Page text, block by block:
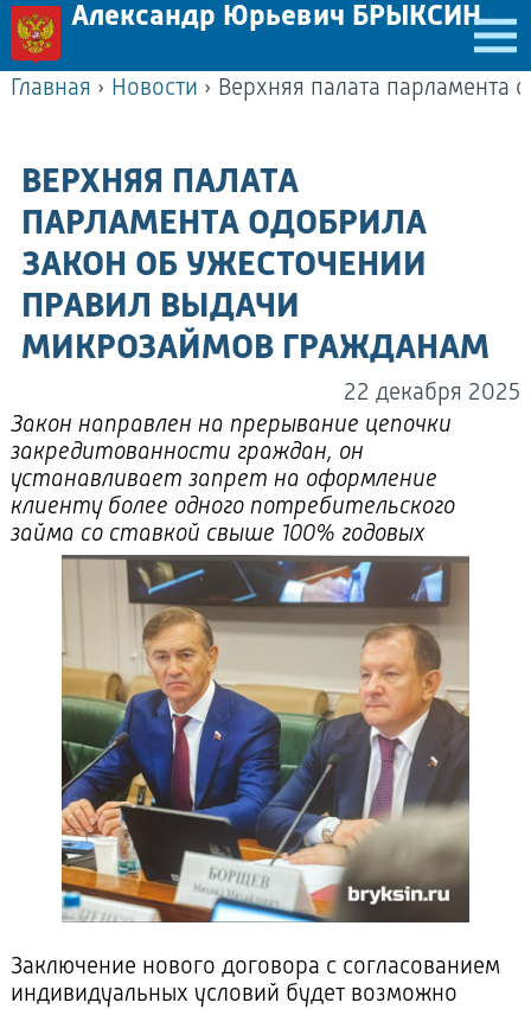
Александр Юрьевич БРЫКСИН
Главная › Новости ›
ВЕРХНЯЯ ПАЛАТА
ПАРЛАМЕНТА ОДОБРИЛА
ЗАКОН ОБ УЖЕСТОЧЕНИИ
ПРАВИЛ ВЫДАЧИ
МИКРОЗАЙМОВ ГРАЖДАНАМ
22 декабря 2025
Закон направлен на прерывание цепочки
закредитованности граждан, он
устанавливает запрет на оформление
клиенту более одного потребительского
займа со ставкой свыше 100% годовых
Заключение нового договора с согласованием
индивидуальных условий будет возможно